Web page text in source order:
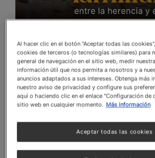
¿Qué encontrarás en este artículo?
Cómo adaptar tu restaurante
con la tradición.
Claves para atraer nuevos
los clientes fieles.
calidez humana.
Consejos para gestionar el relevo
Al hacer clic en el botón "Aceptar todas las
cookies de terceros (o tecnologías similares) para
general de navegación en el sitio web, medir
información útil que nos permita a nosotros y a
anuncios adaptados a sus intereses. Obtenga más
nuestro aviso de privacidad y configure sus
aquí o haciendo clic en el enlace "Configuración de
sitio web en cualquier momento. Más información
Aceptar todas las cookies